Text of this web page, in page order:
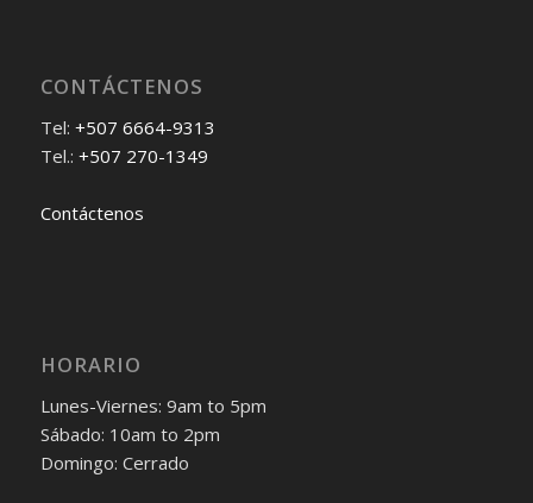
CONTÁCTENOS
Tel: +507 6664-9313
Tel.: +507 270-1349
Contáctenos
HORARIO
Lunes-Viernes: 9am to 5pm
Sábado: 10am to 2pm
Domingo: Cerrado